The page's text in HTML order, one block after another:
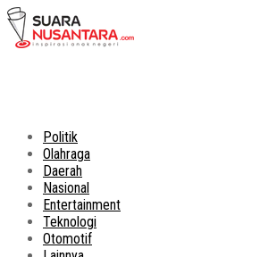
Politik
Olahraga
Daerah
Nasional
Entertainment
Teknologi
Otomotif